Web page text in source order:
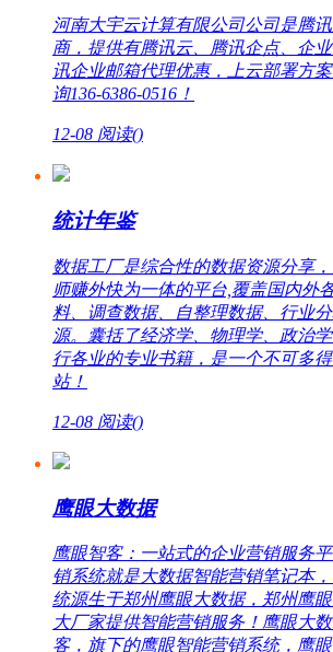
河南大宇云计算有限公司公司是腾
商，提供有腾讯云、腾讯企点、企
讯企业邮箱代理优惠，上云部署方
询136-6386-0516！
12-08 阅读()
统计年鉴
数据工厂是综合性的数据资源分享
师赚外快为一体的平台,覆盖国内外
料、调查数据、自整理数据、行业
源。囊括了经济学、物理学、政治
行各业的专业书籍，是一个不可多
站！
12-08 阅读()
鹰眼大数据
鹰眼智客：一站式的企业营销服务
销系统就是大数据智能营销笔记本
统源生于郑州鹰眼大数据，郑州鹰
大厂家提供智能营销服务！鹰眼大
客，旗下的鹰眼智能营销系统，鹰